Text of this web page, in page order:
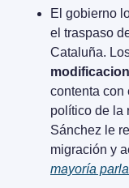
El gobierno
el traspaso
Cataluña.
contenta con
político de la
Sánchez le
migración y
mayoría